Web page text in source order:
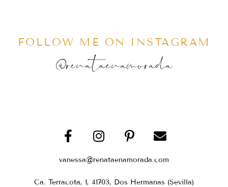
FOLLOW ME ON INSTAGRAM
@renataenamorada
vanessa@renataenamorada.com
Ca. Terracota, 1, 41703, Dos Hermanas (Sevilla)